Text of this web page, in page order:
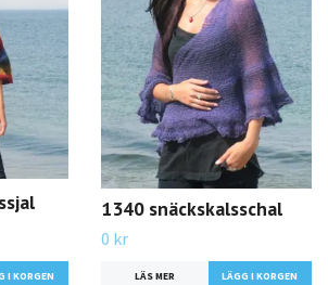
1340 snäckskalsschal
0 kr
LÄS MER